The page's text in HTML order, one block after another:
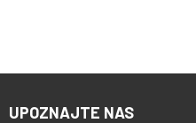
UPOZNAJTE NAS